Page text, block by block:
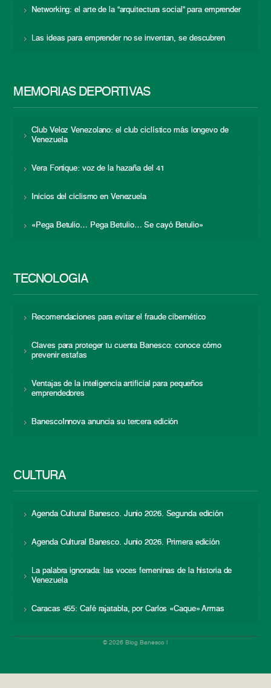
Networking: el arte de la “arquitectura social” para emprender
Las ideas para emprender no se inventan, se descubren
MEMORIAS DEPORTIVAS
Club Veloz Venezolano: el club ciclístico más longevo de
Venezuela
Vera Fortique: voz de la hazaña del 41
Inicios del ciclismo en Venezuela
«Pega Betulio… Pega Betulio… Se cayó Betulio»
TECNOLOGÍA
Recomendaciones para evitar el fraude cibernético
Claves para proteger tu cuenta Banesco: conoce cómo
prevenir estafas
Ventajas de la inteligencia artificial para pequeños
emprendedores
BanescoInnova anuncia su tercera edición
CULTURA
Agenda Cultural Banesco. Junio 2026. Segunda edición
Agenda Cultural Banesco. Junio 2026. Primera edición
La palabra ignorada: las voces femeninas de la historia de
Venezuela
Caracas 455: Café rajatabla, por Carlos «Caque» Armas
© 2026 Blog Banesco |